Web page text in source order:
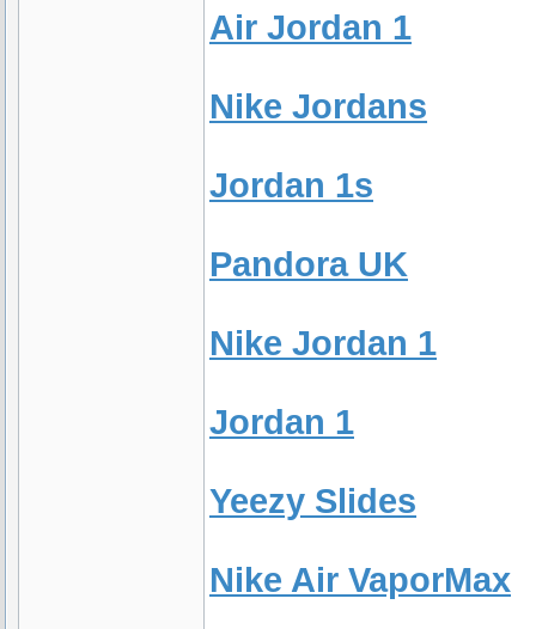
Air Jordan 1
Nike Jordans
Jordan 1s
Pandora UK
Nike Jordan 1
Jordan 1
Yeezy Slides
Nike Air VaporMax